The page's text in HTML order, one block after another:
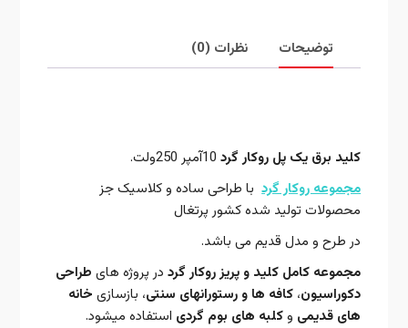
توضیحات نظرات (0)
کلید برق یک پل روکار گرد10آمپر 250ولت.
مجموعه روکار گرد با طراحی ساده و کلاسیک جز
محصولات تولید شده کشور پرتغال
در طرح و مدل قدیم می باشد.
مجموعه کامل کلید و پریز روکار گرددر پروژه های طراحی
دکوراسیون، کافه ها و رستورانهای سنتی، بازسازی خانه
های قدیمی وکلبه های بوم گردی استفاده میشود.